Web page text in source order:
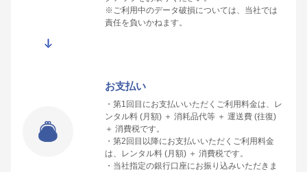
※ご利用中のデータ破損については、当社では
責任を負いかねます。
お支払い
・第1回目にお支払いいただくご利用料金は、レ
ンタル料 (月額) ＋ 消耗品代等 ＋ 運送費 (往復)
＋ 消費税です。
・第2回目以降にお支払いいただくご利用料金
は、レンタル料 (月額) ＋ 消費税です。
・当社指定の銀行口座にお振り込みいただきま